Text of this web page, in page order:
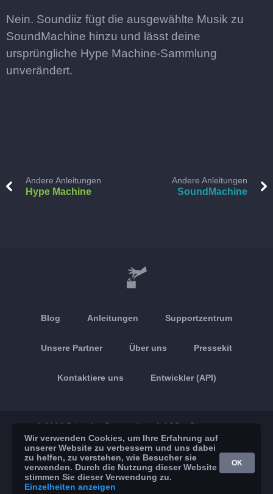
Nein. Soundiiz fügt die ausgewählte Musik zu
SoundMachine hinzu und lässt deine
ursprüngliche Hype Machine-Sammlung
unverändert.
Andere Anleitungen
Hype Machine
Andere Anleitungen
SoundMachine
Blog Anleitungen Supportzentrum
Unsere Partner Über uns Pressekit
Kontaktiere uns Entwickler (API)
© 2026 Brickoft Datenschutz & AGB Dienststatus
App Store Google Play
Wir verwenden Cookies, um Ihre Erfahrung auf
unserer Website zu verbessern und uns dabei
zu helfen, zu verstehen, wie Besucher sie
verwenden. Durch die Nutzung dieser Website
stimmen Sie dieser Verwendung zu.
Einzelheiten anzeigen
OK